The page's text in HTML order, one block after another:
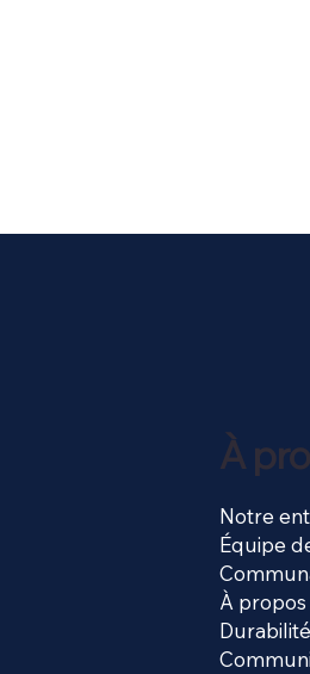
À
Notre
Équipe
À propos
Durabilité